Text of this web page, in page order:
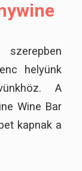
helyünk
A
Wine Bar
kapnak a